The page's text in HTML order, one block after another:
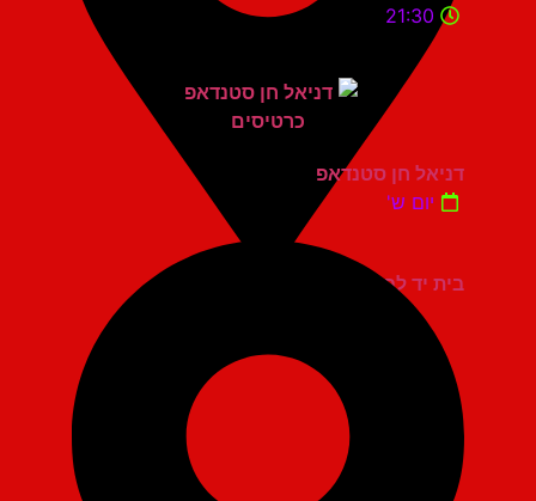
בית יד לבנים אשדוד
21:30
דניאל חן סטנדאפ
יום ש'